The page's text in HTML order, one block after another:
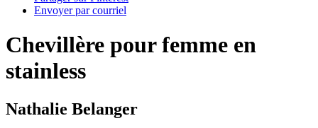
Envoyer par courriel
Chevillère pour femme en
stainless
Nathalie Belanger